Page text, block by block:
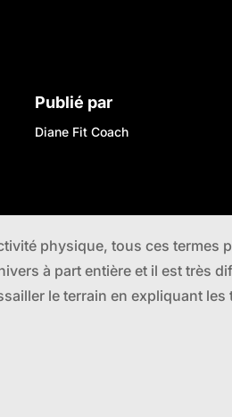
Publié par
Diane Fit Coach
physique, tous ces termes
à part entière et il est très
le terrain en expliquant